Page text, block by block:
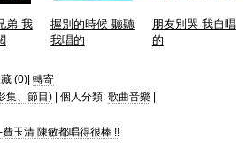
弟 我
握別的時候 聽聽
我唱的
朋友別哭 我自唱
的
(0)| 轉寄
集、節目)| 個人分類: 歌曲音樂|
玉清 陳敏都唱得很棒 !!